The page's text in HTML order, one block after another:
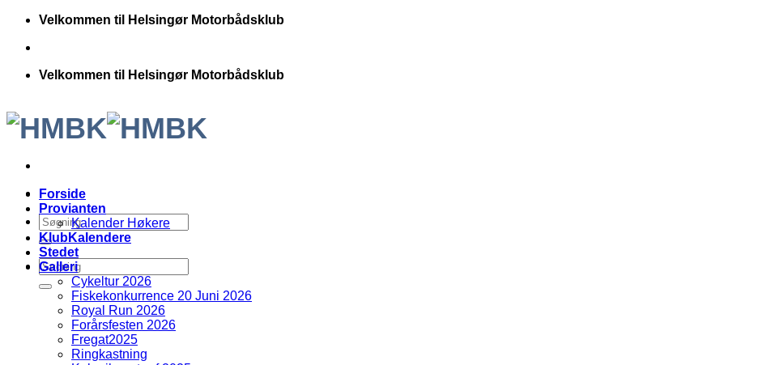
Fortsæt
indhold
Velkommen til Helsingør Motorbådsklub
Velkommen til Helsingør Motorbådsklub
Forside
Provianten
Kalender Høkere
KlubKalendere
Stedet
Galleri
Cykeltur 2026
Fiskekonkurrence 20 Juni 2026
Royal Run 2026
Forårsfesten 2026
Fregat2025
Ringkastning